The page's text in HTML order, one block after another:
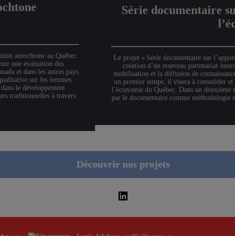
autochtone au Québec.
une évaluation des
et dans les autres pays
sur les femmes
le développement
traditionnelles à travers
Série documentaire
Le projet « Série documentaire sur
création d’un nouveau partenariat
mobilisation et la diffusion de
un premier temps, il visera à consolider et
l’économie du Québec. Dans un
par le documentaire comme
Découvrir nos projets
LinkedIn